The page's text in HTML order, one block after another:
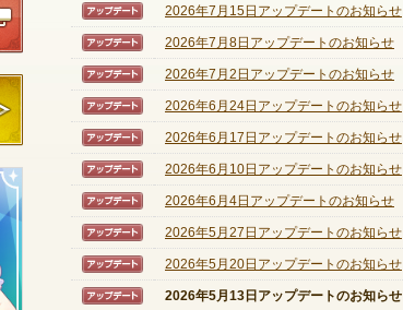
ゲームダウンロード
【アップデート】
2026年7月15日アップデートのお知らせ
【アップデート】
2026年7月8日アップデートのお知らせ
【アップデート】
2026年7月2日アップデートのお知らせ
【アップデート】
2026年6月24日アップデートのお知らせ
【アップデート】
2026年6月17日アップデートのお知らせ
【アップデート】
2026年6月10日アップデートのお知らせ
【アップデート】
2026年6月4日アップデートのお知らせ
【アップデート】
2026年5月27日アップデートのお知らせ
【アップデート】
2026年5月20日アップデートのお知らせ
【アップデート】
2026年5月13日アップデートのお知らせ